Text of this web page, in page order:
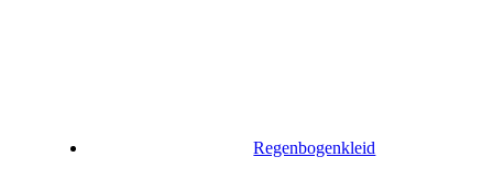
Regenbogenkleid